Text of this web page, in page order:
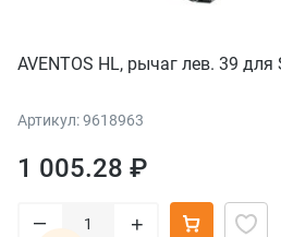
AVENTOS HL, рычаг лев. 39 для
Артикул: 9618963
1 005.28 ₽
– +